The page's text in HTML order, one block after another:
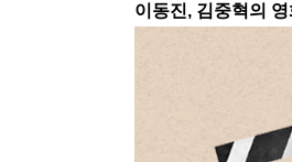
이동진, 김중혁의